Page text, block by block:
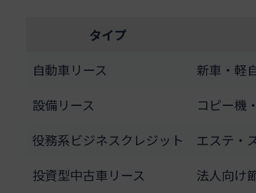
タイプ
自動車リース
新車・軽
設備リース
コピー機
役務系ビジネスクレジット
エステ・
投資型中古車リース
法人向け